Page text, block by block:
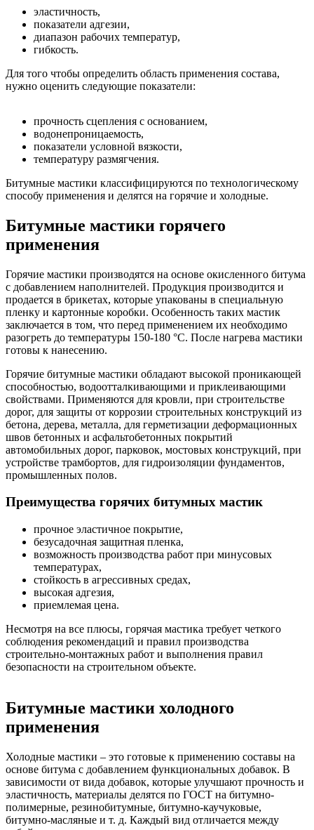
эластичность,
показатели адгезии,
диапазон рабочих температур,
гибкость.
Для того чтобы определить область применения состава,
нужно оценить следующие показатели:
прочность сцепления с основанием,
водонепроницаемость,
показатели условной вязкости,
температуру размягчения.
Битумные мастики классифицируются по технологическому
способу применения и делятся на горячие и холодные.
Битумные мастики горячего
применения
Горячие мастики производятся на основе окисленного битума
с добавлением наполнителей. Продукция производится и
продается в брикетах, которые упакованы в специальную
пленку и картонные коробки. Особенность таких мастик
заключается в том, что перед применением их необходимо
разогреть до температуры 150-180 °С. После нагрева мастики
готовы к нанесению.
Горячие битумные мастики обладают высокой проникающей
способностью, водоотталкивающими и приклеивающими
свойствами. Применяются для кровли, при строительстве
дорог, для защиты от коррозии строительных конструкций из
бетона, дерева, металла, для герметизации деформационных
швов бетонных и асфальтобетонных покрытий
автомобильных дорог, парковок, мостовых конструкций, при
устройстве трамбортов, для гидроизоляции фундаментов,
промышленных полов.
Преимущества горячих битумных мастик
прочное эластичное покрытие,
безусадочная защитная пленка,
возможность производства работ при минусовых
температурах,
стойкость в агрессивных средах,
высокая адгезия,
приемлемая цена.
Несмотря на все плюсы, горячая мастика требует четкого
соблюдения рекомендаций и правил производства
строительно-монтажных работ и выполнения правил
безопасности на строительном объекте.
Битумные мастики холодного
применения
Холодные мастики – это готовые к применению составы на
основе битума с добавлением функциональных добавок. В
зависимости от вида добавок, которые улучшают прочность и
эластичность, материалы делятся по ГОСТ на битумно-
полимерные, резинобитумные, битумно-каучуковые,
битумно-масляные и т. д. Каждый вид отличается между